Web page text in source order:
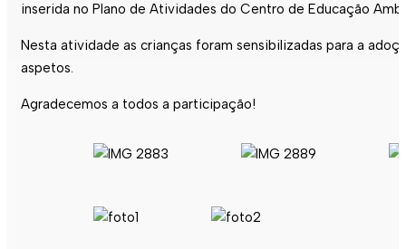
inserida no Plano de Atividades do Centro de Educação
Nesta atividade as crianças foram sensibilizadas para a
aspetos.
Agradecemos a todos a participação!